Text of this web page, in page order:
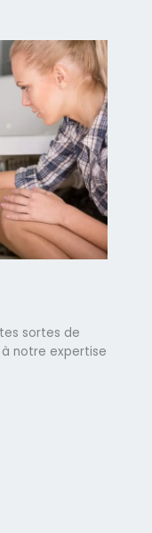
sortes de
notre expertise